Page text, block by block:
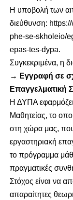
Η υποβολή των
διεύθυνση:
phe-se-skholeio/
epas-tes-dypa.
Συγκεκριμένα, η
→ Εγγραφή σε
Επαγγελματική
Η ΔΥΠΑ
Μαθητείας, το
στη χώρα μας, που
εργαστηριακή
το πρόγραμμα
πραγματικές
Στόχος είναι να
απαραίτητες